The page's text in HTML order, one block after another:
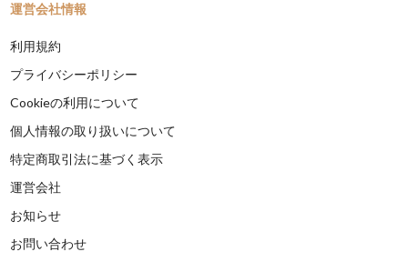
運営会社情報
利用規約
プライバシーポリシー
Cookieの利用について
個人情報の取り扱いについて
特定商取引法に基づく表示
運営会社
お知らせ
お問い合わせ